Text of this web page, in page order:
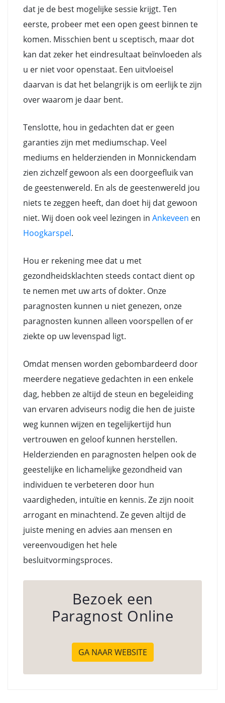
dat je de best mogelijke sessie krijgt. Ten
eerste, probeer met een open geest binnen te
komen. Misschien bent u sceptisch, maar dot
kan dat zeker het eindresultaat beïnvloeden als
u er niet voor openstaat. Een uitvloeisel
daarvan is dat het belangrijk is om eerlijk te zijn
over waarom je daar bent.
Tenslotte, hou in gedachten dat er geen
garanties zijn met mediumschap. Veel
mediums en helderzienden in Monnickendam
zien zichzelf gewoon als een doorgeefluik van
de geestenwereld. En als de geestenwereld jou
niets te zeggen heeft, dan doet hij dat gewoon
niet. Wij doen ook veel lezingen in Ankeveen en
Hoogkarspel.
Hou er rekening mee dat u met
gezondheidsklachten steeds contact dient op
te nemen met uw arts of dokter. Onze
paragnosten kunnen u niet genezen, onze
paragnosten kunnen alleen voorspellen of er
ziekte op uw levenspad ligt.
Omdat mensen worden gebombardeerd door
meerdere negatieve gedachten in een enkele
dag, hebben ze altijd de steun en begeleiding
van ervaren adviseurs nodig die hen de juiste
weg kunnen wijzen en tegelijkertijd hun
vertrouwen en geloof kunnen herstellen.
Helderzienden en paragnosten helpen ook de
geestelijke en lichamelijke gezondheid van
individuen te verbeteren door hun
vaardigheden, intuïtie en kennis. Ze zijn nooit
arrogant en minachtend. Ze geven altijd de
juiste mening en advies aan mensen en
vereenvoudigen het hele
besluitvormingsproces.
Bezoek een
Paragnost Online
GA NAAR WEBSITE